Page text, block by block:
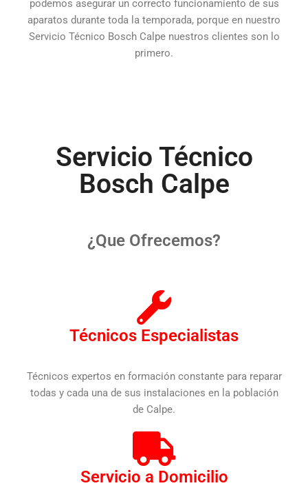
podemos asegurar un correcto funcionamiento de sus
aparatos durante toda la temporada, porque en nuestro
Servicio Técnico Bosch Calpe nuestros clientes son lo
primero.
Servicio Técnico
Bosch Calpe
¿Que Ofrecemos?
Técnicos Especialistas
Técnicos expertos en formación constante para reparar
todas y cada una de sus instalaciones en la población
de Calpe.
Servicio a Domicilio